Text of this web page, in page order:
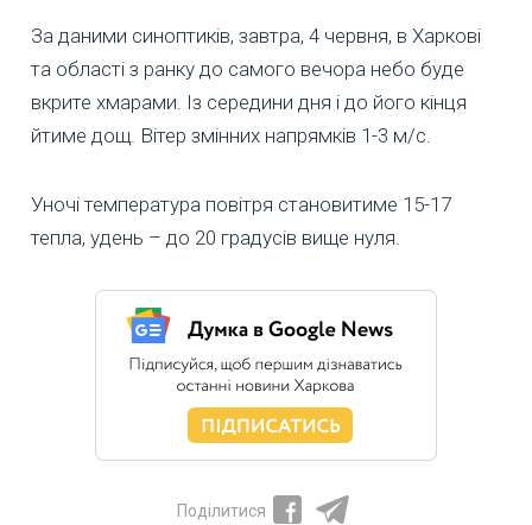
За даними синоптиків, завтра, 4 червня, в Харкові
та області з ранку до самого вечора небо буде
вкрите хмарами. Із середини дня і до його кінця
йтиме дощ. Вітер змінних напрямків 1-3 м/с.
Уночі температура повітря становитиме 15-17
тепла, удень – до 20 градусів вище нуля.
Поділитися